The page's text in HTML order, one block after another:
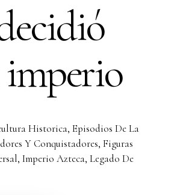
imperio
Historica, Episodios De La
Y Conquistadores, Figuras
, Imperio Azteca, Legado De